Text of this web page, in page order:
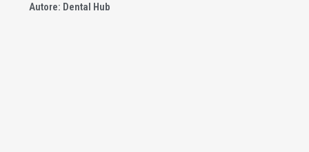
Autore: Dental Hub